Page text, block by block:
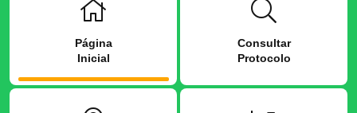
Página
Inicial
Consultar
Protocolo